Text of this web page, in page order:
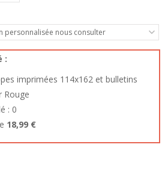
personnalisée nous consulter
:
imprimées 114x162 et bulletins
Rouge
: 0
18,99 €